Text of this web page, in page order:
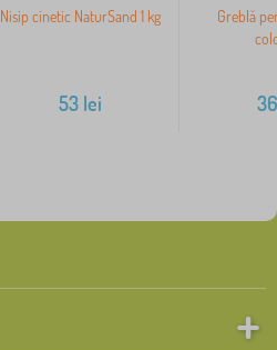
Nisip cinetic NaturSand 1 kg
53lei
Greblă
36